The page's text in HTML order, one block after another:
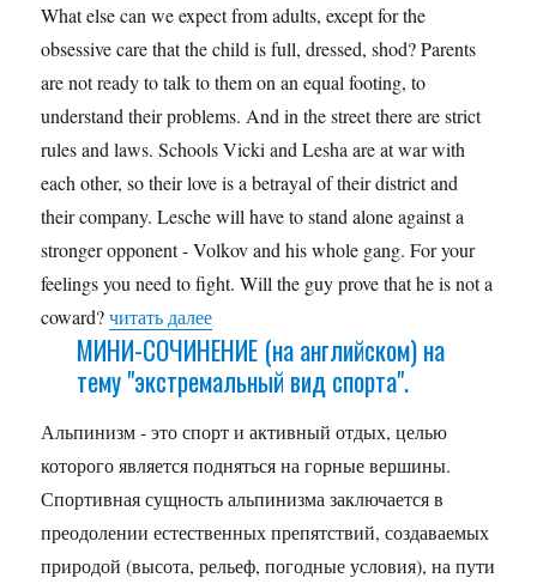
What else can we expect from adults, except for the
obsessive care that the child is full, dressed, shod? Parents
are not ready to talk to them on an equal footing, to
understand their problems. And in the street there are strict
rules and laws. Schools Vicki and Lesha are at war with
each other, so their love is a betrayal of their district and
their company. Lesche will have to stand alone against a
stronger opponent - Volkov and his whole gang. For your
feelings you need to fight. Will the guy prove that he is not a
coward?читать далее
МИНИ-СОЧИНЕНИЕ (на английском) на
тему "экстремальный вид спорта".
Альпинизм - это спорт и активный отдых, целью
которого является подняться на горные вершины.
Спортивная сущность альпинизма заключается в
преодолении естественных препятствий, создаваемых
природой (высота, рельеф, погодные условия), на пути